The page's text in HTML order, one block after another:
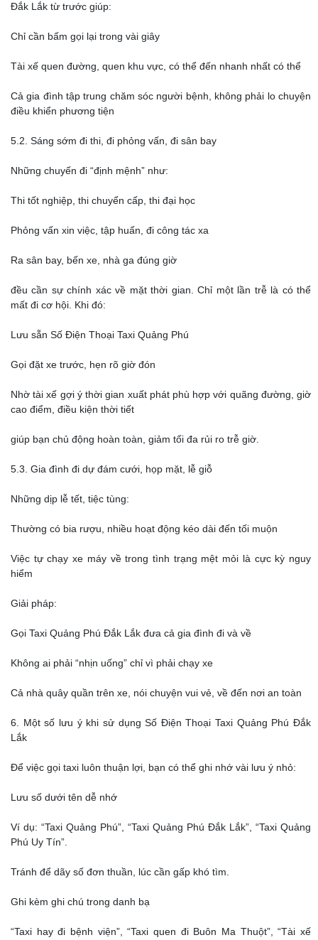
Đắk Lắk từ trước giúp:
Chỉ cần bấm gọi lại trong vài giây
Tài xế quen đường, quen khu vực, có thể đến nhanh nhất có thể
Cả gia đình tập trung chăm sóc người bệnh, không phải lo chuyện
điều khiển phương tiện
5.2. Sáng sớm đi thi, đi phỏng vấn, đi sân bay
Những chuyến đi “định mệnh” như:
Thi tốt nghiệp, thi chuyển cấp, thi đại học
Phỏng vấn xin việc, tập huấn, đi công tác xa
Ra sân bay, bến xe, nhà ga đúng giờ
đều cần sự chính xác về mặt thời gian. Chỉ một lần trễ là có thể
mất đi cơ hội. Khi đó:
Lưu sẵn Số Điện Thoại Taxi Quảng Phú
Gọi đặt xe trước, hẹn rõ giờ đón
Nhờ tài xế gợi ý thời gian xuất phát phù hợp với quãng đường, giờ
cao điểm, điều kiện thời tiết
giúp bạn chủ động hoàn toàn, giảm tối đa rủi ro trễ giờ.
5.3. Gia đình đi dự đám cưới, họp mặt, lễ giỗ
Những dịp lễ tết, tiệc tùng:
Thường có bia rượu, nhiều hoạt động kéo dài đến tối muộn
Việc tự chạy xe máy về trong tình trạng mệt mỏi là cực kỳ nguy
hiểm
Giải pháp:
Gọi Taxi Quảng Phú Đắk Lắk đưa cả gia đình đi và về
Không ai phải “nhịn uống” chỉ vì phải chạy xe
Cả nhà quây quần trên xe, nói chuyện vui vẻ, về đến nơi an toàn
6. Một số lưu ý khi sử dụng Số Điện Thoại Taxi Quảng Phú Đắk
Lắk
Để việc gọi taxi luôn thuận lợi, bạn có thể ghi nhớ vài lưu ý nhỏ:
Lưu số dưới tên dễ nhớ
Ví dụ: “Taxi Quảng Phú”, “Taxi Quảng Phú Đắk Lắk”, “Taxi Quảng
Phú Uy Tín”.
Tránh để dãy số đơn thuần, lúc cần gấp khó tìm.
Ghi kèm ghi chú trong danh bạ
“Taxi hay đi bệnh viện”, “Taxi quen đi Buôn Ma Thuột”, “Tài xế